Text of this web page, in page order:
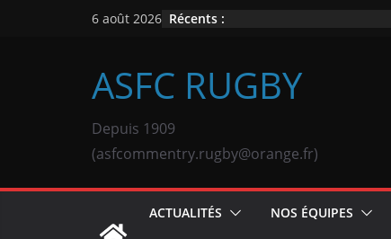
6 août 2026 Récents :
ASFC RUGBY
Depuis 1909
(asfcommentry.rugby@orange.fr)
ACTUALITÉS NOS ÉQUIPES